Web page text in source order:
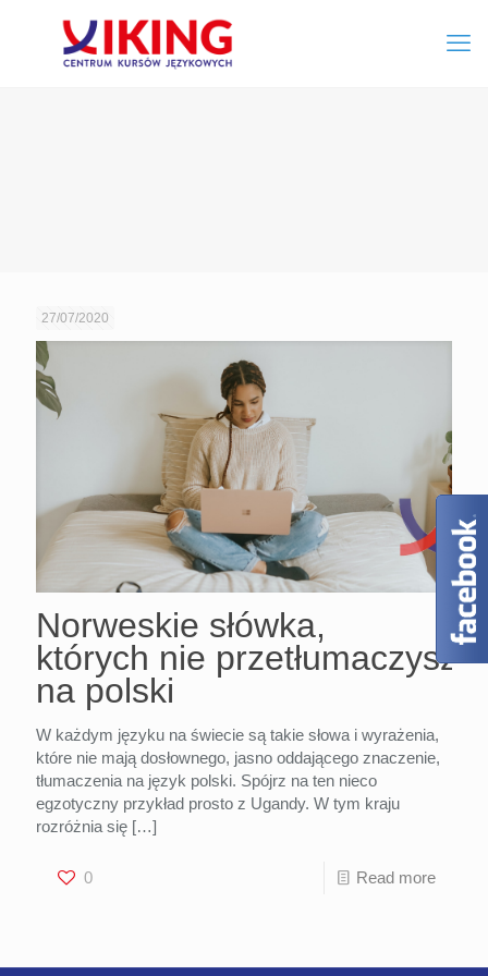
27/07/2020
Norweskie słówka,
których nie przetłumaczysz
na polski
W każdym języku na świecie są takie słowa i wyrażenia,
które nie mają dosłownego, jasno oddającego znaczenie,
tłumaczenia na język polski. Spójrz na ten nieco
egzotyczny przykład prosto z Ugandy. W tym kraju
rozróżnia się […]
0 Read more